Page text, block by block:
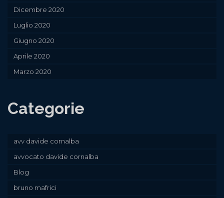
Dicembre 2020
Luglio 2020
Giugno 2020
Aprile 2020
Marzo 2020
Categorie
avv davide cornalba
avvocato davide cornalba
Blog
bruno mafrici